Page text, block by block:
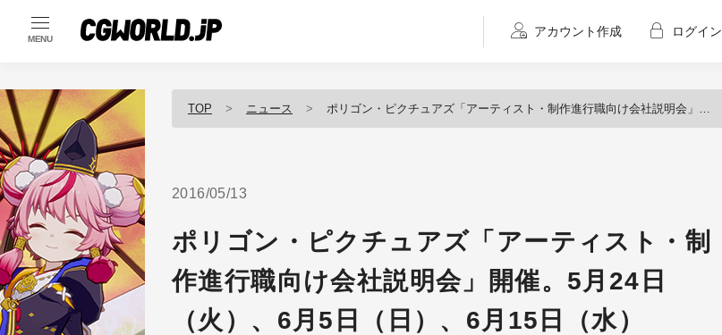
MENU
アカウント作成 ログイン
TOP ニュース ポリゴン・ピクチュアズ「アーティスト・制作進行職向け会社説明会」開催。5月24日（火）、6月5日（日）、6月15日（水）
2016/05/13
ポリゴン・ピクチュアズ「アーティスト・制
作進行職向け会社説明会」開催。5月24日
（火）、6月5日（日）、6月15日（水）